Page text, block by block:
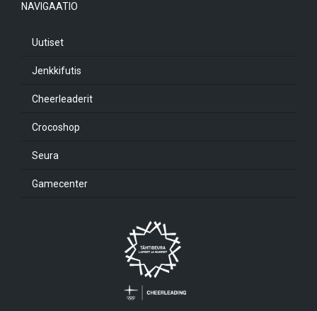
NAVIGAATIO
Uutiset
Jenkkifutis
Cheerleaderit
Crocoshop
Seura
Gamecenter